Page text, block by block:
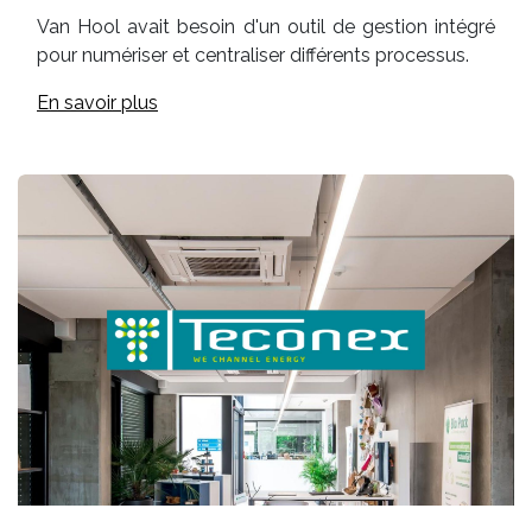
Van Hool avait besoin d'un outil de gestion intégré
pour numériser et centraliser différents processus.
En savoir plus